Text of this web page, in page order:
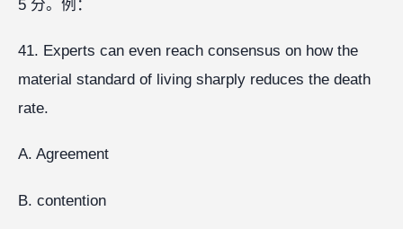
5 分。例：
41. Experts can even reach consensus on how the
material standard of living sharply reduces the death
rate.
A. Agreement
B. contention